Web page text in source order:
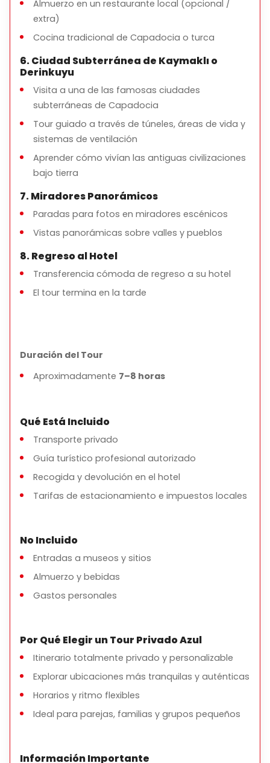
Almuerzo y bebidas
Gastos personales
¿Para Quién Es Este Tour?
Viajeros que buscan una experiencia más tranquila y
menos concurrida
Parejas, familias y grupos privados
Invitados interesados en la historia, la cultura y la
vida local
Notas Importantes
Se requiere caminar moderadamente
Se recomiendan zapatos cómodos para caminar
El itinerario se puede personalizar a petición
Almuerzo en un restaurante local (opcional /
extra)
Cocina tradicional de Capadocia o turca
6. Ciudad Subterránea de Kaymaklı o
Derinkuyu
Visita a una de las famosas ciudades
subterráneas de Capadocia
Tour guiado a través de túneles, áreas de vida y
sistemas de ventilación
Aprender cómo vivían las antiguas civilizaciones
bajo tierra
7. Miradores Panorámicos
Paradas para fotos en miradores escénicos
Vistas panorámicas sobre valles y pueblos
8. Regreso al Hotel
Transferencia cómoda de regreso a su hotel
El tour termina en la tarde
Duración del Tour
Aproximadamente 7–8 horas
Qué Está Incluido
Transporte privado
Guía turístico profesional autorizado
Recogida y devolución en el hotel
Tarifas de estacionamiento e impuestos locales
No Incluido
Entradas a museos y sitios
Almuerzo y bebidas
Gastos personales
Por Qué Elegir un Tour Privado Azul
Itinerario totalmente privado y personalizable
Explorar ubicaciones más tranquilas y auténticas
Horarios y ritmo flexibles
Ideal para parejas, familias y grupos pequeños
Información Importante